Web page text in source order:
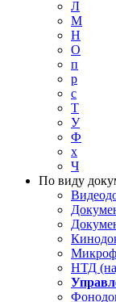
Л
М
Н
О
п
р
с
Т
У
Ф
х
Ч
По виду
НТД